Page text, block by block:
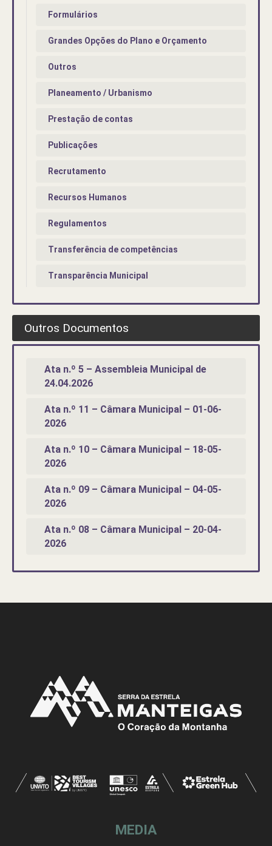
Formulários
Grandes Opções do Plano e Orçamento
Outros
Planeamento / Urbanismo
Prestação de contas
Publicações
Recrutamento
Recursos Humanos
Regulamentos
Transferência de competências
Transparência Municipal
Outros Documentos
Ata n.º 5 – Assembleia Municipal de
24.04.2026
Ata n.º 11 – Câmara Municipal – 01-06-
2026
Ata n.º 10 – Câmara Municipal – 18-05-
2026
Ata n.º 09 – Câmara Municipal – 04-05-
2026
Ata n.º 08 – Câmara Municipal – 20-04-
2026
MEDIA